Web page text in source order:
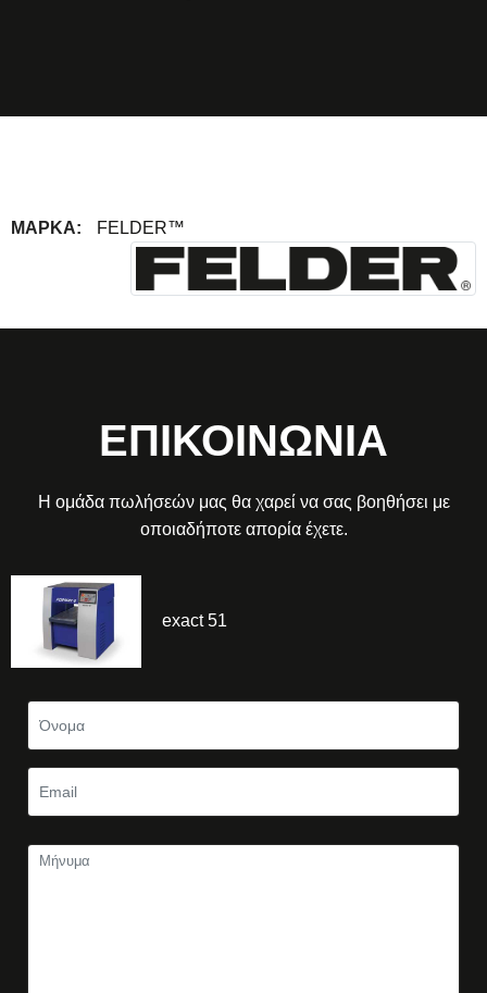
ΜΆΡΚΑ: FELDER™
ΕΠΙΚΟΙΝΩΝΙΑ
Η ομάδα πωλήσεών μας θα χαρεί να σας βοηθήσει με
οποιαδήποτε απορία έχετε.
exact 51